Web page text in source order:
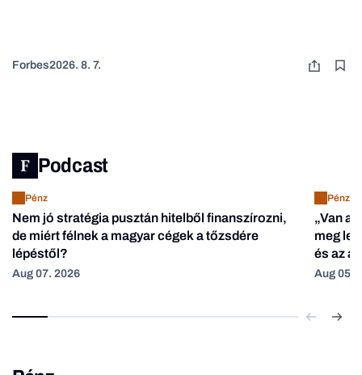
Forbes2026. 8. 7.
Podcast
Pénz
Nem jó stratégia pusztán hitelből finanszírozni,
de miért félnek a magyar cégek a tőzsdére
lépéstől?
Aug 07. 2026
Pénz
„Van
meg
és az
Aug 05.